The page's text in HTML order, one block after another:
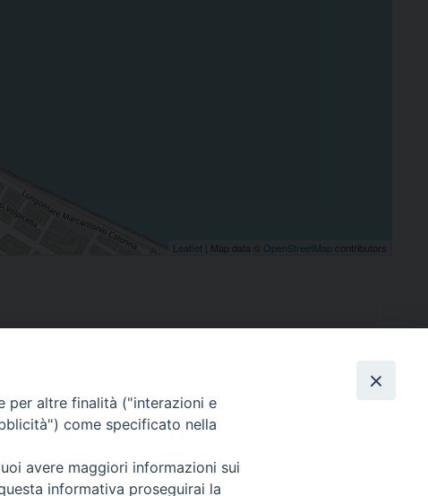
Leaflet | Map data © OpenStreetMap contributors
SEGUICI SU
per altre finalità ("interazioni e
come specificato nella
avere maggiori informazioni sui
informativa proseguirai la